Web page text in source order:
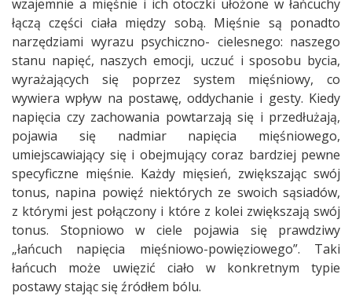
wzajemnie a mięśnie i ich otoczki ułożone w łańcuchy
łączą części ciała między sobą. Mięśnie są ponadto
narzędziami wyrazu psychiczno- cielesnego: naszego
stanu napięć, naszych emocji, uczuć i sposobu bycia,
wyrażających się poprzez system mięśniowy, co
wywiera wpływ na postawę, oddychanie i gesty. Kiedy
napięcia czy zachowania powtarzają się i przedłużają,
pojawia się nadmiar napięcia mięśniowego,
umiejscawiający się i obejmujący coraz bardziej pewne
specyficzne mięśnie. Każdy mięsień, zwiększając swój
tonus, napina powięź niektórych ze swoich sąsiadów,
z którymi jest połączony i które z kolei zwiększają swój
tonus. Stopniowo w ciele pojawia się prawdziwy
„łańcuch napięcia mięśniowo-powięziowego”. Taki
łańcuch może uwięzić ciało w konkretnym typie
postawy stając się źródłem bólu.